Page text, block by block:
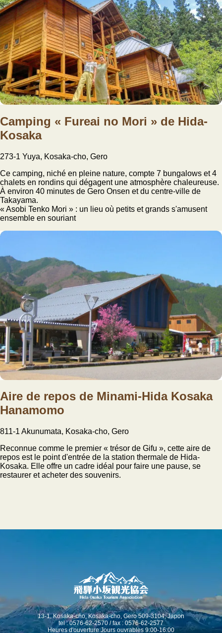
Camping « Fureai no Mori » de Hida-
Kosaka
273-1 Yuya, Kosaka-cho, Gero
Ce camping, niché en pleine nature, compte 7 bungalows et 4
chalets en rondins qui dégagent une atmosphère chaleureuse.
À environ 40 minutes de Gero Onsen et du centre-ville de
Takayama.
« Asobi Tenko Mori » : un lieu où petits et grands s'amusent
ensemble en souriant
Aire de repos de Minami-Hida Kosaka
Hanamomo
811-1 Akunumata, Kosaka-cho, Gero
Reconnue comme le premier « trésor de Gifu », cette aire de
repos est le point d'entrée de la station thermale de Hida-
Kosaka. Elle offre un cadre idéal pour faire une pause, se
restaurer et acheter des souvenirs.
13-1, Kosaka-cho, Kosaka-cho, Gero 509-3104, Japon
tel : 0576-62-2570 / fax : 0576-62-2577
Heures d'ouverture Jours ouvrables 9:00-16:00